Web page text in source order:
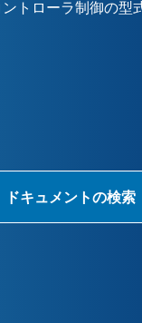
トローラ制御の型
ドキュメントの検索